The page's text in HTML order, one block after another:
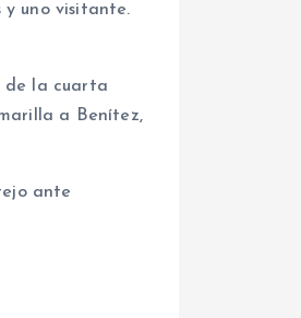
y uno visitante.
de la cuarta
a Benítez,
ante